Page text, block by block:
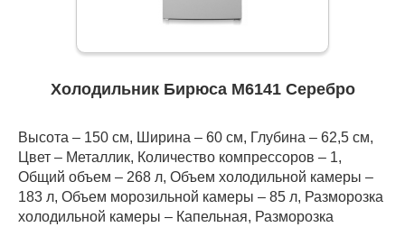
Холодильник Бирюса M6141 Серебро
Высота – 150 см, Ширина – 60 см, Глубина – 62,5 см,
Цвет – Металлик, Количество компрессоров – 1,
Общий объем – 268 л, Объем холодильной камеры –
183 л, Объем морозильной камеры – 85 л, Разморозка
холодильной камеры – Капельная, Разморозка